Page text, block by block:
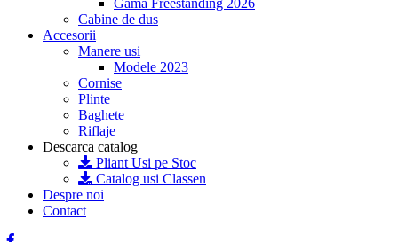
Gama Freestanding 2026
Cabine de dus
Accesorii
Manere usi
Modele 2023
Cornise
Plinte
Baghete
Riflaje
Descarca catalog
Pliant Usi pe Stoc
Catalog usi Classen
Despre noi
Contact